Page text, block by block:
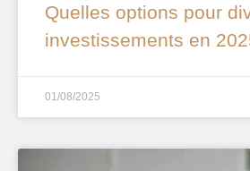
Quelles options pour
investissements en
01/08/2025